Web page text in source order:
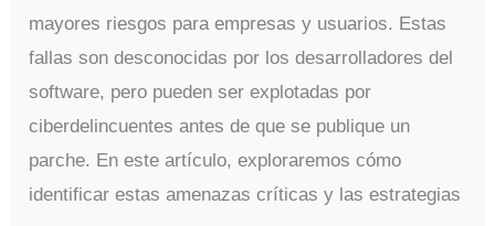
mayores riesgos para empresas y usuarios. Estas
fallas son desconocidas por los desarrolladores del
software, pero pueden ser explotadas por
ciberdelincuentes antes de que se publique un
parche. En este artículo, exploraremos cómo
identificar estas amenazas críticas y las estrategias